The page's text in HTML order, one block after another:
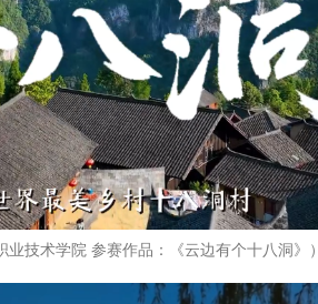
业技术学院 参赛作品：《云边有个十八洞》）